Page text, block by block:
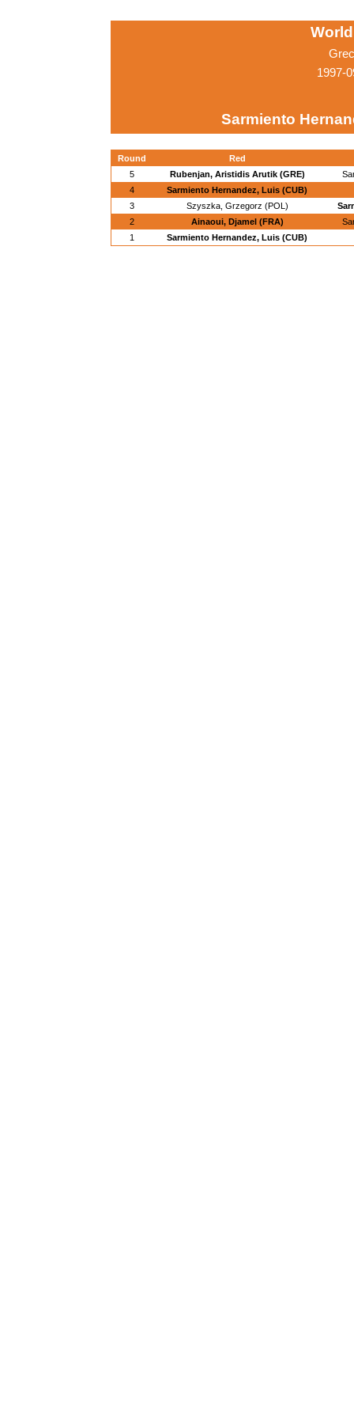
1997-
Sarmiento
Round
Red
5
Rubenjan, Aristidis Arutik (GRE)
4
Sarmiento Hernandez, Luis (CUB)
3
Szyszka, Grzegorz (POL)
2
Ainaoui, Djamel (FRA)
1
Sarmiento Hernandez, Luis (CUB)